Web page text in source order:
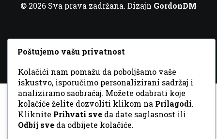
© 2026 Sva prava zadržana. Dizajn GordonDM
Poštujemo vašu privatnost
Kolačići nam pomažu da poboljšamo vaše
iskustvo, isporučimo personalizirani sadržaj i
analiziramo saobraćaj. Možete odabrati koje
kolačiće želite dozvoliti klikom na Prilagodi.
Kliknite Prihvati sve da date saglasnost ili
Odbij sve da odbijete kolačiće.